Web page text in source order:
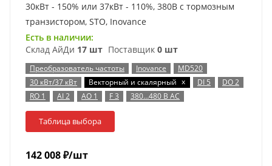
30кВт - 150% или 37кВт - 110%, 380В с тормозным
транзистором, STO, Inovance
Есть в наличии:
Склад АйДи 17 шт Поставщик 0 шт
Преобразователь частоты Inovance
MD520
30 кВт/37 кВт
Векторный и скалярный x DI 5
DO 2
RO 1
AI 2 AO 1 F 3 380…480 В AC
Таблица выбора
142 008₽/шт